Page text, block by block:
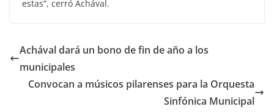
estas”, cerró Achával.
Achával dará un bono de fin de año a los
municipales
Convocan a músicos pilarenses para la Orquesta
Sinfónica Municipal